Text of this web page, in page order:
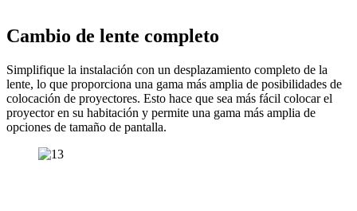
Cambio de lente completo
Simplifique la instalación con un desplazamiento completo de la
lente, lo que proporciona una gama más amplia de posibilidades de
colocación de proyectores. Esto hace que sea más fácil colocar el
proyector en su habitación y permite una gama más amplia de
opciones de tamaño de pantalla.